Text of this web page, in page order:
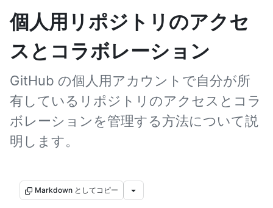
個人用リポジトリのアクセ
スとコラボレーション
GitHub の個人用アカウントで自分が所
有しているリポジトリのアクセスとコラ
ボレーションを管理する方法について説
明します。
Markdown としてコピー